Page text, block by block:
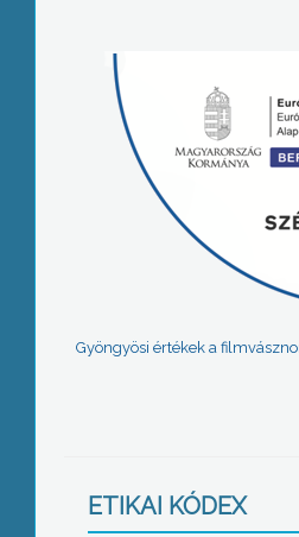
Gyöngyösi értékek a
ETIKAI KÓDEX